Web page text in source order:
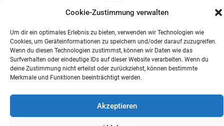
Cookie-Zustimmung verwalten
Um dir ein optimales Erlebnis zu bieten, verwenden wir Technologien wie
Cookies, um Geräteinformationen zu speichern und/oder darauf zuzugreifen.
Wenn du diesen Technologien zustimmst, können wir Daten wie das
Surfverhalten oder eindeutige IDs auf dieser Website verarbeiten. Wenn du
deine Zustimmung nicht erteilst oder zurückziehst, können bestimmte
Merkmale und Funktionen beeinträchtigt werden.
Akzeptieren